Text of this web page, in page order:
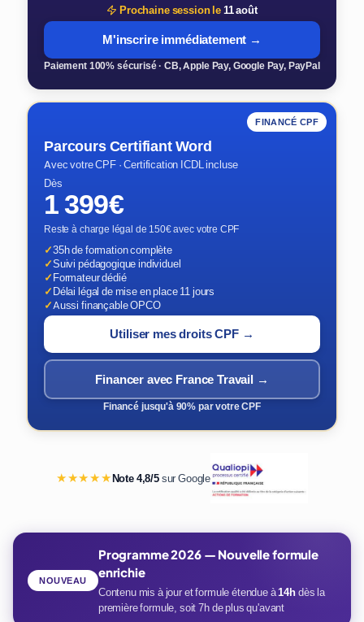
Prochaine session le11 août
M'inscrire immédiatement →
Paiement 100% sécurisé · CB, Apple Pay, Google Pay, PayPal
FINANCÉ CPF
Parcours Certifiant Word
Avec votre CPF · Certification ICDL incluse
Dès
1 399€
Reste à charge légal de 150€ avec votre CPF
✓35h de formation complète
✓Suivi pédagogique individuel
✓Formateur dédié
✓Délai légal de mise en place 11 jours
✓Aussi finançable OPCO
Utiliser mes droits CPF →
Financer avec France Travail →
Financé jusqu'à 90% par votre CPF
★★★★★Note 4,8/5sur Google
Programme 2026 — Nouvelle formule
enrichie
Contenu mis à jour et formule étendue à14hdès la
première formule, soit 7h de plus qu'avant
NOUVEAU